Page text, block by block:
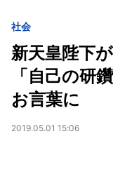
社会
新天皇陛下
「自己の研
お言葉に
2019.05.01 15:06